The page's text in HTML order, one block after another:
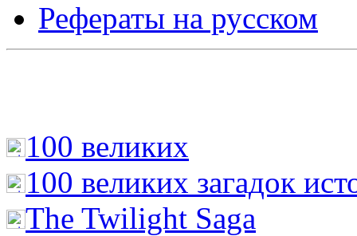
Рефераты на русском
100 великих
100 великих загадок
The Twilight Saga